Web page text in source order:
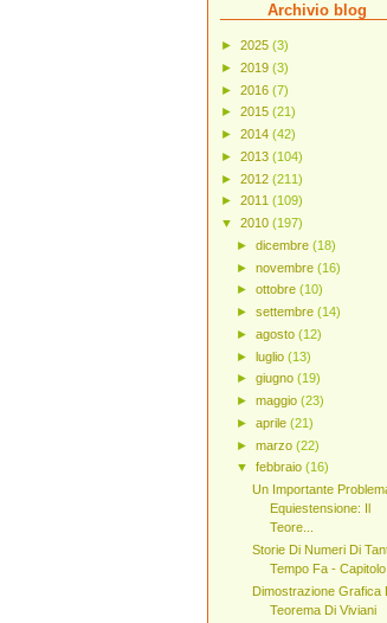
Archivio blog
► 2025 (3)
► 2019 (3)
► 2016 (7)
► 2015 (21)
► 2014 (42)
► 2013 (104)
► 2012 (211)
► 2011 (109)
▼ 2010 (197)
► dicembre (18)
► novembre (16)
► ottobre (10)
► settembre (14)
► agosto (12)
► luglio (13)
► giugno (19)
► maggio (23)
► aprile (21)
► marzo (22)
▼ febbraio (16)
Un Importante
Equiestensione: Il
Teore...
Storie Di Numeri Di
Tempo Fa -
Dimostrazione Grafica
Teorema Di Viviani